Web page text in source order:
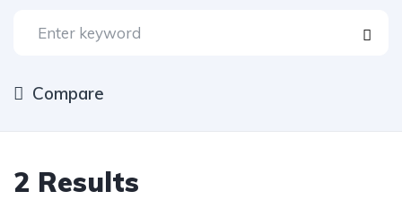
Compare
2 Results